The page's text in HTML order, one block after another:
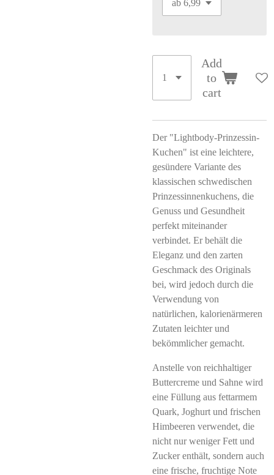
Add
to
cart
Der "Lightbody-Prinzessin-
Kuchen" ist eine leichtere,
gesündere Variante des
klassischen schwedischen
Prinzessinnenkuchens, die
Genuss und Gesundheit
perfekt miteinander
verbindet. Er behält die
Eleganz und den zarten
Geschmack des Originals
bei, wird jedoch durch die
Verwendung von
natürlichen, kalorienärmeren
Zutaten leichter und
bekömmlicher gemacht.
Anstelle von reichhaltiger
Buttercreme und Sahne wird
eine Füllung aus fettarmem
Quark, Joghurt und frischen
Himbeeren verwendet, die
nicht nur weniger Fett und
Zucker enthält, sondern auch
eine frische, fruchtige Note